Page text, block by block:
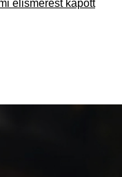
elismerést kapott